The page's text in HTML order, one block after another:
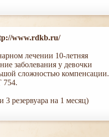
www.rdkb.ru/
лечении 10-летняя
заболевания у девочки
сложностью компенсации.
754.
резервуара на 1 месяц)